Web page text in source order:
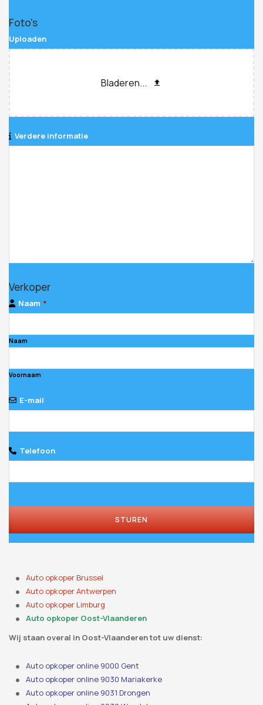
Company
Name *
Foto's
Uploaden
Bladeren...
Verdere informatie
Verkoper
Naam *
Naam
Voornaam
E-mail
Telefoon
STUREN
Auto opkoper Brussel
Auto opkoper Antwerpen
Auto opkoper Limburg
Auto opkoper Oost-Vlaanderen
Wij staan ​​overal in Oost-Vlaanderen tot uw dienst:
Auto opkoper online 9000 Gent
Auto opkoper online 9030 Mariakerke
Auto opkoper online 9031 Drongen